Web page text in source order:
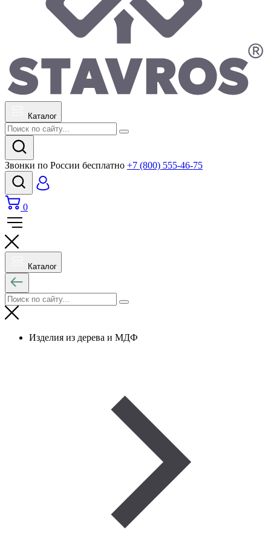
Каталог
Звонки по России бесплатно +7 (800) 555-46-75
0
Каталог
Изделия из дерева и МДФ